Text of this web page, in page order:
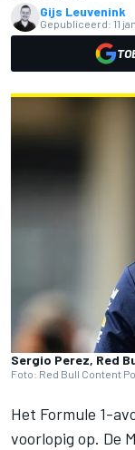
Gijs Leuvenink
Gepubliceerd: 11
Sergio Perez, Red
Foto: Red Bull Content
Het Formule 1-
voorlopig op. De